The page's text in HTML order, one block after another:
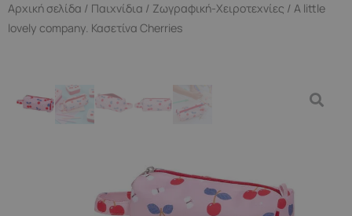
Αρχική σελίδα / Παιχνίδια / Ζωγραφική-Χειροτεχνίες / A little
lovely company. Κασετίνα Cherries